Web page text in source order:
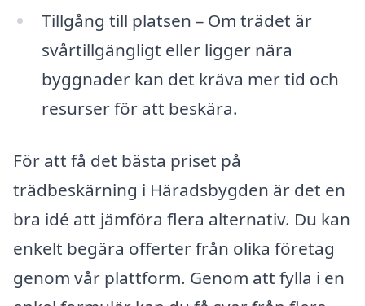
Tillgång till platsen – Om trädet är
svårtillgängligt eller ligger nära
byggnader kan det kräva mer tid och
resurser för att beskära.
För att få det bästa priset på
trädbeskärning i Häradsbygden är det en
bra idé att jämföra flera alternativ. Du kan
enkelt begära offerter från olika företag
genom vår plattform. Genom att fylla i en